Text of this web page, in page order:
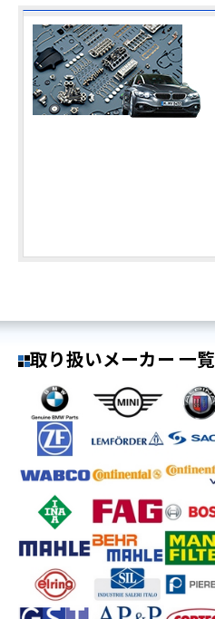
取り扱いメーカー 一覧